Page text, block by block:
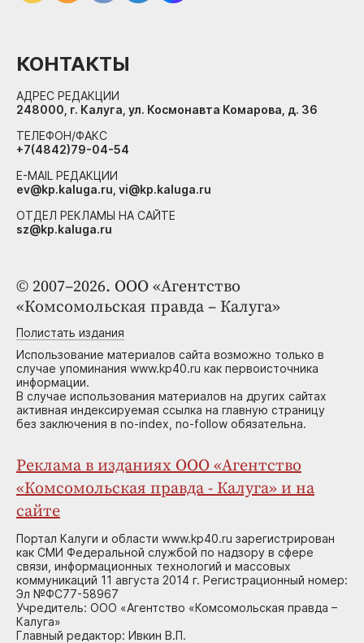
© 2007–2026. ООО «Агентство
«Комсомольская правда – Калуга»
Полистать издания
Использование материалов сайта возможно только в
случае упоминания www.kp40.ru как первоисточника
информации.
В случае использования материалов на других сайтах
активная индексируемая ссылка на главную страницу
без заключения в no-index, no-follow обязательна.
Реклама в изданиях ООО «Агентство
«Комсомольская правда - Калуга» и на
сайте
Портал Калуги и области www.kp40.ru зарегистрирован
как СМИ Федеральной службой по надзору в сфере
связи, информационных технологий и массовых
коммуникаций 11 августа 2014 г. Регистрационный номер:
Эл №ФС77-58967
Учредитель: ООО «Агентство «Комсомольская правда –
Калуга»
Главный редактор: Ивкин В.П.
КОНТАКТЫ
АДРЕС РЕДАКЦИИ
248000, г. Калуга, ул. Космонавта Комарова, д. 36
ТЕЛЕФОН/ФАКС
+7(4842)79-04-54
E-MAIL РЕДАКЦИИ
ev@kp.kaluga.ru, vi@kp.kaluga.ru
ОТДЕЛ РЕКЛАМЫ НА САЙТЕ
sz@kp.kaluga.ru